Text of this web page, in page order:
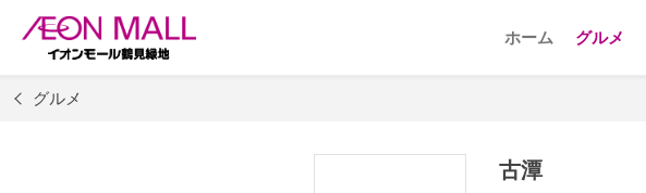
ホーム グルメ
グルメ
古潭